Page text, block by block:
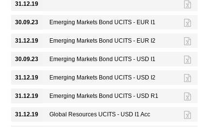
31.12.19
30.09.23 Emerging Markets Bond UCITS - EUR I1
31.12.19 Emerging Markets Bond UCITS - EUR I2
30.09.23 Emerging Markets Bond UCITS - USD I1
31.12.19 Emerging Markets Bond UCITS - USD I2
31.12.19 Emerging Markets Bond UCITS - USD R1
31.12.19 Global Resources UCITS - USD I1 Acc